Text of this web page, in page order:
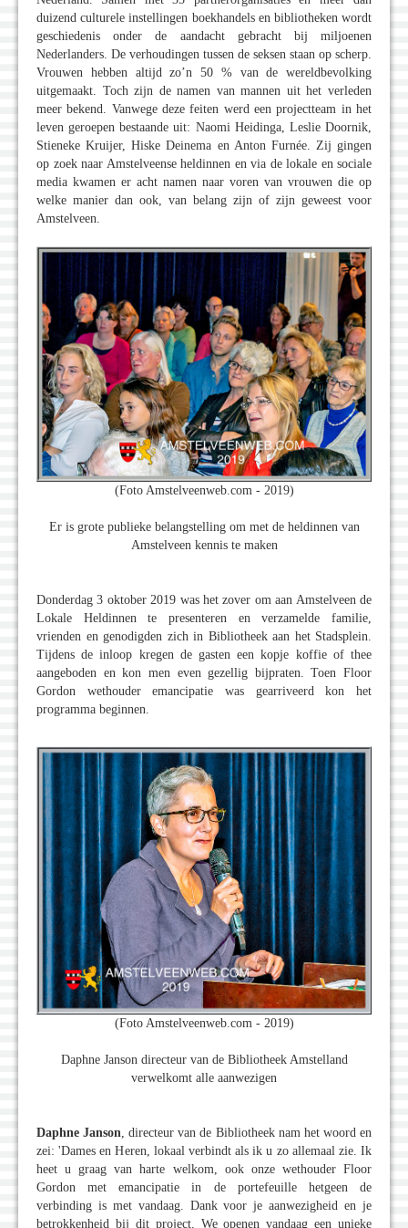
duizend culturele instellingen boekhandels en bibliotheken wordt
geschiedenis onder de aandacht gebracht bij miljoenen
Nederlanders. De verhoudingen tussen de seksen staan op scherp.
Vrouwen hebben altijd zo’n 50 % van de wereldbevolking
uitgemaakt. Toch zijn de namen van mannen uit het verleden
meer bekend. Vanwege deze feiten werd een projectteam in het
leven geroepen bestaande uit: Naomi Heidinga, Leslie Doornik,
Stieneke Kruijer, Hiske Deinema en Anton Furnée. Zij gingen
op zoek naar Amstelveense heldinnen en via de lokale en sociale
media kwamen er acht namen naar voren van vrouwen die op
welke manier dan ook, van belang zijn of zijn geweest voor
Amstelveen.
(Foto Amstelveenweb.com - 2019)
Er is grote publieke belangstelling om met de heldinnen van
Amstelveen kennis te maken
Donderdag 3 oktober 2019 was het zover om aan Amstelveen de
Lokale Heldinnen te presenteren en verzamelde familie,
vrienden en genodigden zich in Bibliotheek aan het Stadsplein.
Tijdens de inloop kregen de gasten een kopje koffie of thee
aangeboden en kon men even gezellig bijpraten. Toen Floor
Gordon wethouder emancipatie was gearriveerd kon het
programma beginnen.
(Foto Amstelveenweb.com - 2019)
Daphne Janson directeur van de Bibliotheek Amstelland
verwelkomt alle aanwezigen
Daphne Janson, directeur van de Bibliotheek nam het woord en
zei: 'Dames en Heren, lokaal verbindt als ik u zo allemaal zie. Ik
heet u graag van harte welkom, ook onze wethouder Floor
Gordon met emancipatie in de portefeuille hetgeen de
verbinding is met vandaag. Dank voor je aanwezigheid en je
betrokkenheid bij dit project. We openen vandaag een unieke